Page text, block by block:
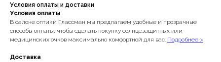
Условия оплаты и доставки
Условия оплаты
В салоне оптики Глассман мы предлагаем удобные и прозрачные
способы оплаты, чтобы сделать покупку солнцезащитных или
медицинских очков максимально комфортной для вас. Подробнее >
Доставка